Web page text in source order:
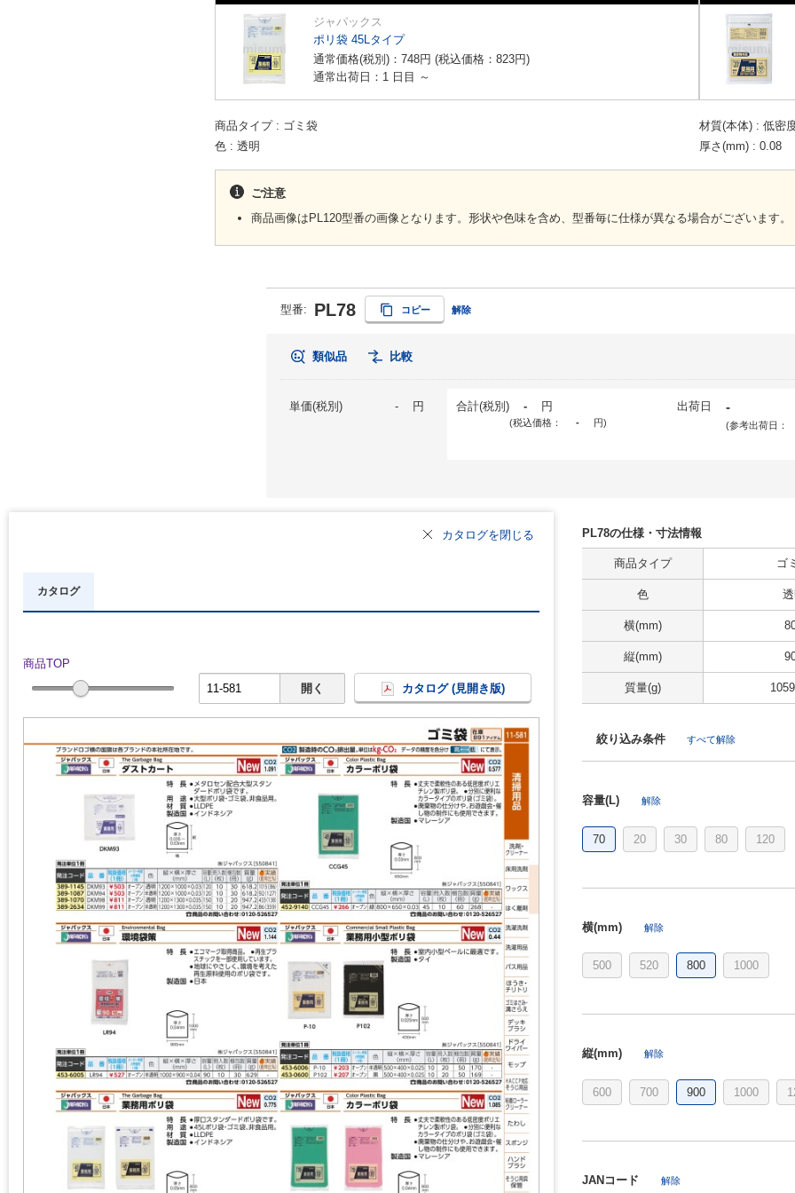
ジャパックス
ポリ袋 45Lタイプ
通常価格(税別)： 748円 (税込価格： 823円)
通常出荷日：1 日目 ～
商品タイプ ゴミ袋 材質(本体)
低密
色
透明 厚さ(mm) 0.08
ご注意
商品画像はPL120型番の画像となります。形状や色味を含め、型番毎に仕様が異なる場合がございます。
型番: PL78 コピー 解除
類似品 比較
単価(税別) - 円 合計(税別) - 円
(税込価格： - 円)
出荷日 -
(参考出荷日：
カタログを閉じる
カタログ
商品TOP
開く
カタログ (見開き版)
PL78の仕様・寸法情報
商品タイプ ゴ
色
横(mm)
縦(mm)
質量(g)
絞り込み条件 すべて解除
容量(L) 解除
70 20 30 80 120
横(mm) 解除
500 520 800 1000
縦(mm) 解除
600 700 900 1000
JANコード 解除